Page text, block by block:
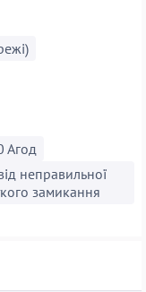
Агод
неправильної
замикання